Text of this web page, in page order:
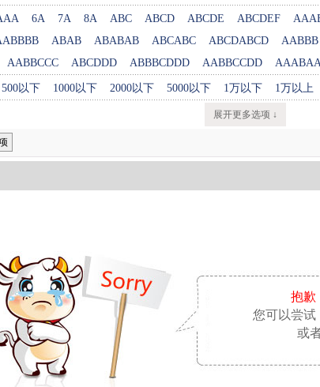
6A 7A 8A ABC ABCD ABCDE ABCDEF
ABAB ABABAB ABCABC ABCDABCD AABBB
AABBCCC ABCDDD ABBBCDDD AABBCCDD
500以下 1000以下 2000以下 5000以下 1万以下 1万以上
展开更多选项 ↓
抱歉
您可以尝试
或